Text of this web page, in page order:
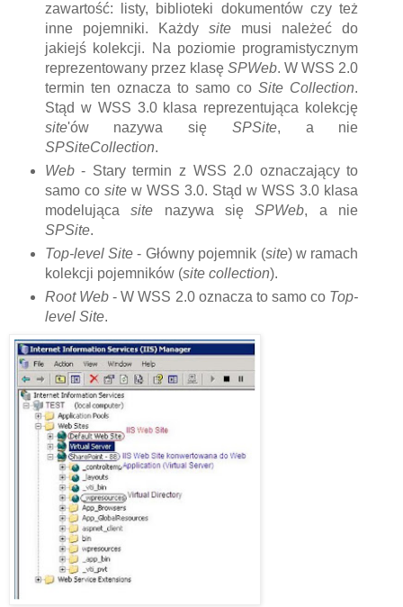
zawartość: listy, biblioteki dokumentów czy też
inne pojemniki. Każdy site musi należeć do
jakiejś kolekcji. Na poziomie programistycznym
reprezentowany przez klasę SPWeb. W WSS 2.0
termin ten oznacza to samo coSite Collection.
Stąd w WSS 3.0 klasa reprezentująca kolekcję
site'ów nazywa się SPSite, a nie
SPSiteCollection.
Web- Stary termin z WSS 2.0 oznaczający to
samo co sitew WSS 3.0. Stąd w WSS 3.0 klasa
modelującasite nazywa sięSPWeb, a nie
SPSite.
Top-level Site - Główny pojemnik (site) w ramach
kolekcji pojemników (site collection).
Root Web- W WSS 2.0 oznacza to samo co Top-
level Site.